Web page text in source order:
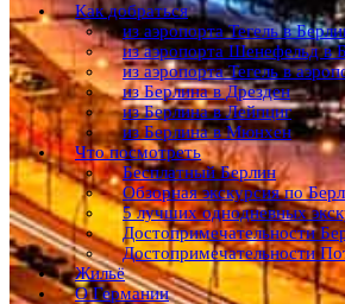
Как добраться
из аэропорта Тегель в
из аэропорта Шенефельд в
из аэропорта Тегель в
из Берлина в Дрезден
из Берлина в Лейпциг
из Берлина в Мюнхен
Что посмотреть
Бесплатный Берлин
Обзорная экскурсия по
5 лучших однодневных
Достопримечательности
Достопримечательности
Жильё
О Германии